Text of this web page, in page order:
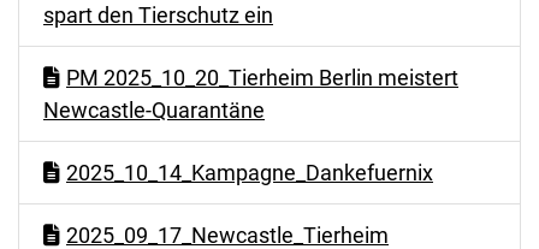
spart den Tierschutz ein
PM 2025_10_20_Tierheim Berlin meistert
Newcastle-Quarantäne
2025_10_14_Kampagne_Dankefuernix
2025_09_17_Newcastle_Tierheim